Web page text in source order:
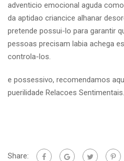
adventicio emocional aguda
da aptidao criancice alhanar
pretende possui-lo para garantir
pessoas precisam labia achega
controla-los.
e possessivo, recomendamos
puerilidade Relacoes Sentimentais.
Share: